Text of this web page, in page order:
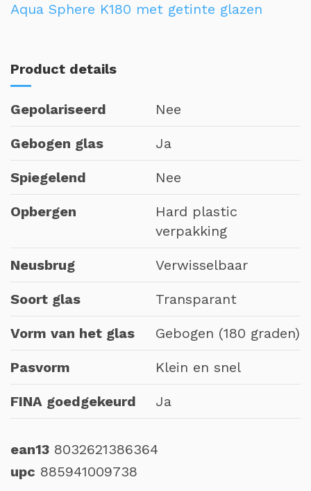
Aqua Sphere K180 met getinte glazen
Product details
Gepolariseerd Nee
Gebogen glas Ja
Spiegelend Nee
Opbergen
Hard plastic
verpakking
Neusbrug Verwisselbaar
Soort glas Transparant
Vorm van het glas Gebogen (180 graden)
Pasvorm Klein en snel
FINA goedgekeurd Ja
ean13 8032621386364
upc 885941009738